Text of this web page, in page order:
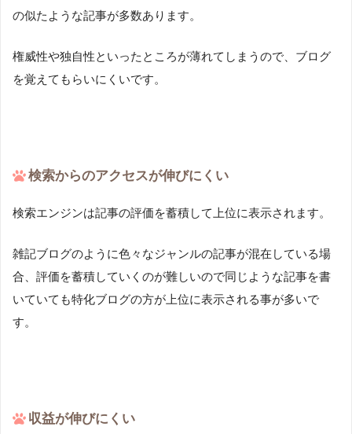
の似たような記事が多数あります。
権威性や独自性といったところが薄れてしまうので、ブログ
を覚えてもらいにくいです。
検索からのアクセスが伸びにくい
検索エンジンは記事の評価を蓄積して上位に表示されます。
雑記ブログのように色々なジャンルの記事が混在している場
合、評価を蓄積していくのが難しいので同じような記事を書
いていても特化ブログの方が上位に表示される事が多いで
す。
収益が伸びにくい